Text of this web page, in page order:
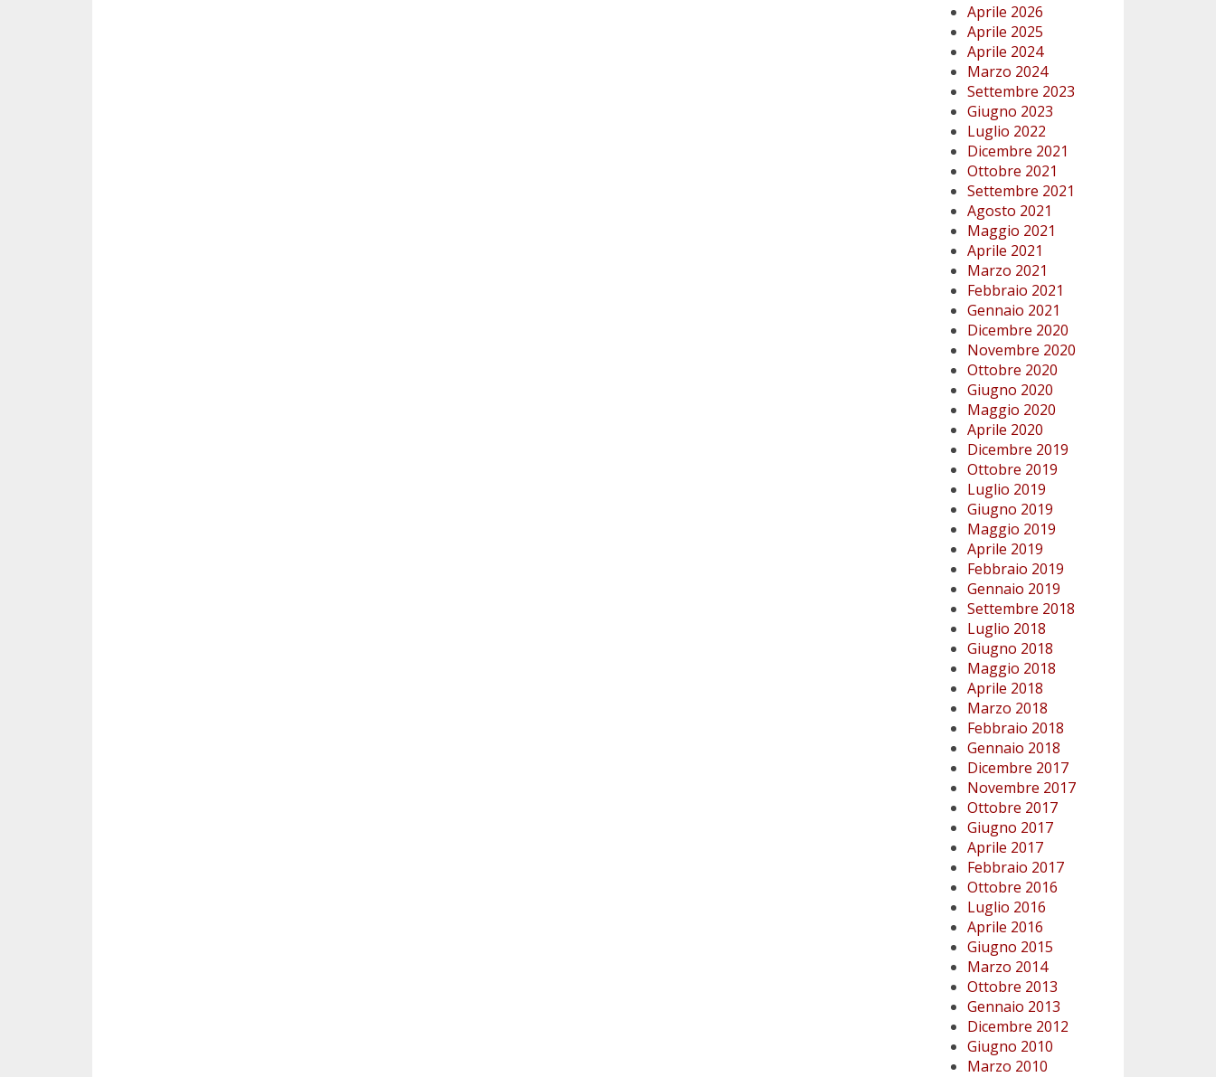
Aprile 2026
Aprile 2025
Aprile 2024
Marzo 2024
Settembre 2023
Giugno 2023
Luglio 2022
Dicembre 2021
Ottobre 2021
Settembre 2021
Agosto 2021
Maggio 2021
Aprile 2021
Marzo 2021
Febbraio 2021
Gennaio 2021
Dicembre 2020
Novembre 2020
Ottobre 2020
Giugno 2020
Maggio 2020
Aprile 2020
Dicembre 2019
Ottobre 2019
Luglio 2019
Giugno 2019
Maggio 2019
Aprile 2019
Febbraio 2019
Gennaio 2019
Settembre 2018
Luglio 2018
Giugno 2018
Maggio 2018
Aprile 2018
Marzo 2018
Febbraio 2018
Gennaio 2018
Dicembre 2017
Novembre 2017
Ottobre 2017
Giugno 2017
Aprile 2017
Febbraio 2017
Ottobre 2016
Luglio 2016
Aprile 2016
Giugno 2015
Marzo 2014
Ottobre 2013
Gennaio 2013
Dicembre 2012
Giugno 2010
Marzo 2010